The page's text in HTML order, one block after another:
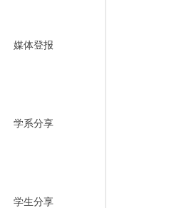
媒体登报
学系分享
学生分享